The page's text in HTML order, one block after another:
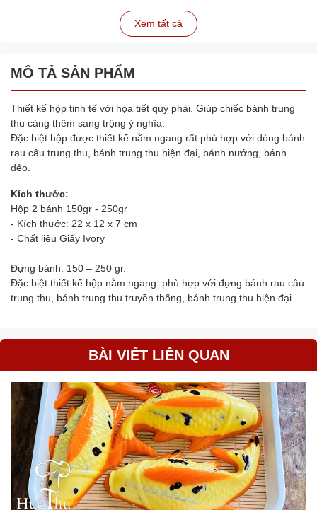
Xem tất cả
MÔ TẢ SẢN PHẨM
Thiết kế hộp tinh tế với họa tiết quý phái. Giúp chiếc bánh trung
thu càng thêm sang trộng ý nghĩa.
Đặc biệt hộp được thiết kế nằm ngang rất phù hợp với dòng bánh
rau câu trung thu, bánh trung thu hiện đại, bánh nướng, bánh
dẻo.
Kích thước:
Hộp 2 bánh 150gr - 250gr
- Kích thước: 22 x 12 x 7 cm
- Chất liệu Giấy Ivory
Đựng bánh: 150 – 250 gr.
Đặc biệt thiết kế hộp nằm ngang phù hợp với đựng bánh rau câu
trung thu, bánh trung thu truyền thống, bánh trung thu hiện đại.
BÀI VIẾT LIÊN QUAN